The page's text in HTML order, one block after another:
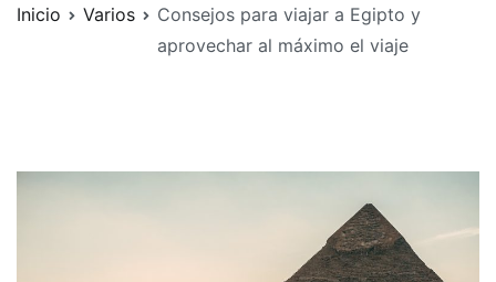
Inicio Varios
Consejos para viajar a Egipto y
aprovechar al máximo el viaje